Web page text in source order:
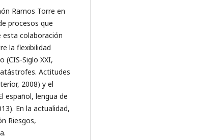
Ramos Torre en
procesos que
esta colaboración
la flexibilidad
(CIS-Siglo XXI,
Actitudes
2008) y el
español, lengua de
En la actualidad,
Riesgos,